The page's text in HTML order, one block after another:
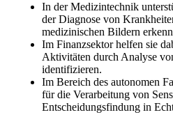
In der Medizintechnik
der Diagnose von
medizinischen Bildern
Im Finanzsektor helfen sie
Aktivitäten durch Analyse
identifizieren.
Im Bereich des autonomen
für die Verarbeitung von
Entscheidungsfindung in